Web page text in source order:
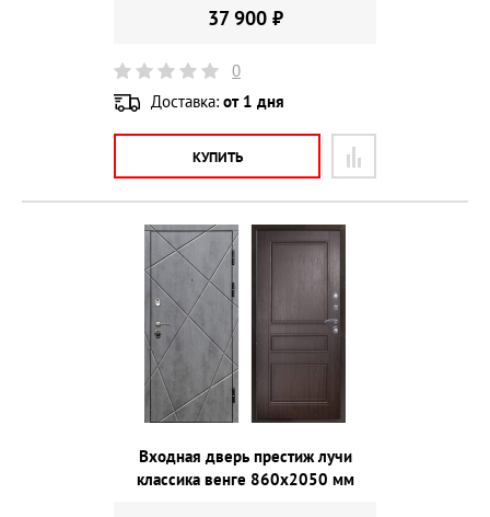
37 900 ₽
0
Доставка: от 1 дня
КУПИТЬ
Входная дверь престиж лучи
классика венге 860х2050 мм